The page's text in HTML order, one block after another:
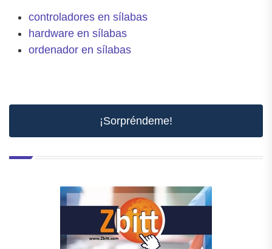
controladores en sílabas
hardware en sílabas
ordenador en sílabas
¡Sorpréndeme!